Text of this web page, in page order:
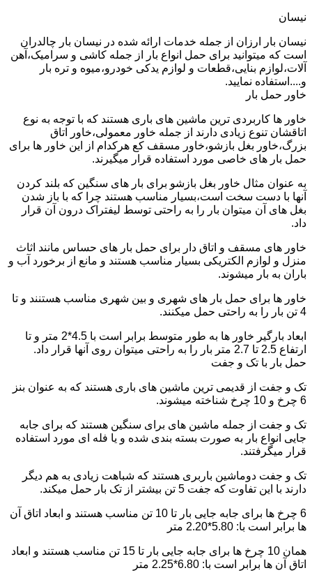
نیسان
نیسان بار ارزان از جمله خدمات ارائه شده در نیسان بار چالدران
است که میتوانید برای حمل انواع بار از جمله کاشی و سرامیک،آهن
آلات،لوازم بنایی،قطعات و لوازم یدکی خودرو،میوه و تره بار
و....استفاده نمایید.
خاور حمل بار
خاور ها کاربردی ترین ماشین های باری هستند که با توجه به نوع
اتاقشان تنوع زیادی دارند از جمله خاور معمولی،خاور اتاق
بزرگ،خاور بغل بازشو،خاور مسقف کع هرکدام از این خاور ها برای
حمل بار های خاصی مورد استفاده قرار میگیرند.
به عنوان مثال خاور بغل بازشو برای بار های سنگین که بلند کردن
آنها با دست سخت است،بسیار مناسب هستند چرا که با باز شدن
بغل های آن میتوان بار را به راحتی توسط لیفتراک درون آن قرار
داد.
خاور های مسقف و اتاق دار برای حمل بار های حساس مانند اثاث
منزل و لوازم الکتریکی بسیار مناسب هستند و مانع از برخورد آب و
باران به بار میشوند.
خاور ها برای حمل بار های شهری و بین شهری مناسب هستنند و تا
4 تن بار را به راحتی حمل میکنند.
ابعاد بارگیر خاور ها به طور متوسط برابر است با 4.5*2 متر و تا
ارتفاع 2.5 تا 2.7 متر بار را به راحتی میتوان روی آنها قرار داد.
حمل بار با تک و جفت
تک و جفت از قدیمی ترین ماشین های باری هستند که به عنوان بنز
6 چرخ و 10 چرخ شناخته میشوند.
تک و جفت از جمله ماشین های برای سنگین هستند که برای جابه
جایی انواع بار به صورت بسته بندی شده و یا فله ای مورد استفاده
قرار میگرفتند.
تک و جفت دوماشین باربری هستند که شباهت زیادی به هم دیگر
دارند با این تفاوت که جفت 5 تن بیشتر از تک بار حمل میکند.
6 چرخ ها برای جابه جایی بار تا 10 تن مناسب هستند و ابعاد اتاق آن
ها برابر است با: 5.80*2.20 متر
همان 10 چرخ ها برای جابه جایی بار تا 15 تن مناسب هستند و ابعاد
اتاق آن ها برابر است با: 6.80*2.25 متر